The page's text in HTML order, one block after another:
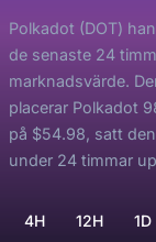
Polkadot (DOT)
de senaste 24
marknadsvärde.
placerar Polkadot
på $54.98, satt
under 24 timmar
4H 12H 1D